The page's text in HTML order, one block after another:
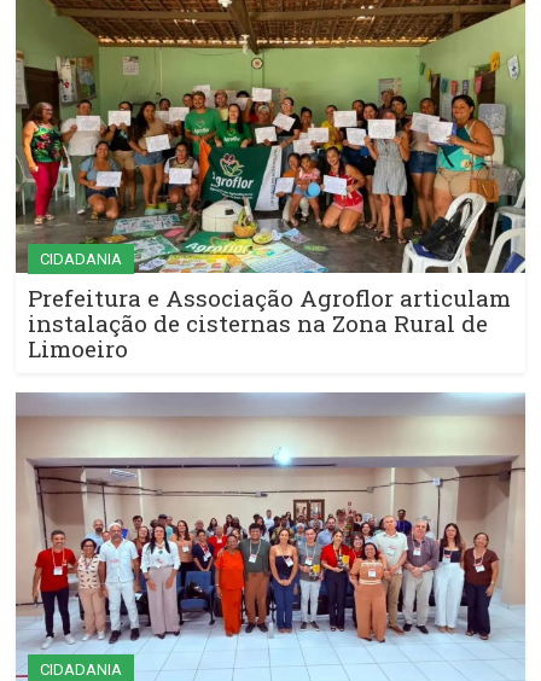
CIDADANIA
Prefeitura e Associação Agroflor articulam
instalação de cisternas na Zona Rural de
Limoeiro
CIDADANIA